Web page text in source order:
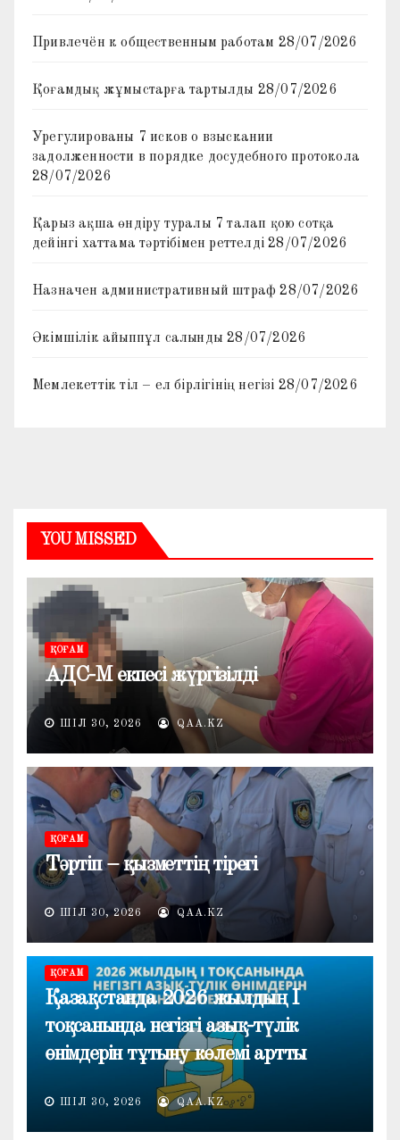
Привлечён к общественным работам 28/07/2026
Қоғамдық жұмыстарға тартылды 28/07/2026
Урегулированы 7 исков о взыскании
задолженности в порядке досудебного протокола
28/07/2026
Қарыз ақша өндіру туралы 7 талап қою сотқа
дейінгі хаттама тәртібімен реттелді 28/07/2026
Назначен административный штраф 28/07/2026
Әкімшілік айыппұл салынды 28/07/2026
Мемлекеттік тіл – ел бірлігінің негізі 28/07/2026
YOU MISSED
ҚОҒАМ
АДС-М екпесі жүргізілді
ШІЛ 30, 2026 QAA.KZ
ҚОҒАМ
Тәртіп – қызметтің тірегі
ШІЛ 30, 2026 QAA.KZ
ҚОҒАМ
Қазақстанда 2026 жылдың I
тоқсанында негізгі азық-түлік
өнімдерін тұтыну көлемі артты
ШІЛ 30, 2026 QAA.KZ
ОБЩЕСТВО